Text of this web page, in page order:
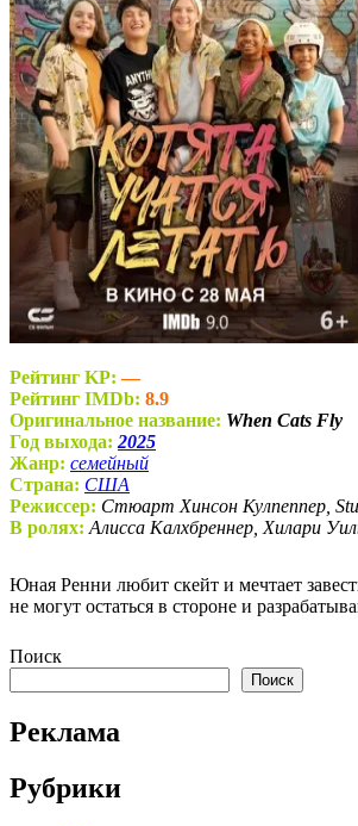
Рейтинг KP: —
Рейтинг IMDb: 8.9
Оригинальное название: When Cats Fly
Год выхода: 2025
Жанр: семейный
Страна: США
Режиссер: Стюарт Хинсон Кулпеппер,
В ролях: Алисса Калхбреннер, Хилари
Юная Ренни любит скейт и мечтает
не могут остаться в стороне и
Поиск
Поиск
Реклама
Рубрики